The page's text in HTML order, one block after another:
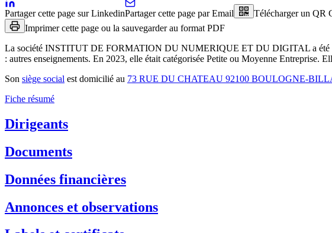
Partager cette page sur LinkedinPartager cette page par Email
Télécharger un QR
Imprimer cette page ou la sauvegarder au format PDF
La société INSTITUT DE FORMATION DU NUMERIQUE ET DU DIGITAL a été
: autres enseignements. En 2023, elle était catégorisée Petite ou Moyenne Entreprise.
Son siège social est domicilié au 73 RUE DU CHATEAU 92100 BOULOGNE-
Fiche résumé
Dirigeants
Documents
Données financières
Annonces et observations